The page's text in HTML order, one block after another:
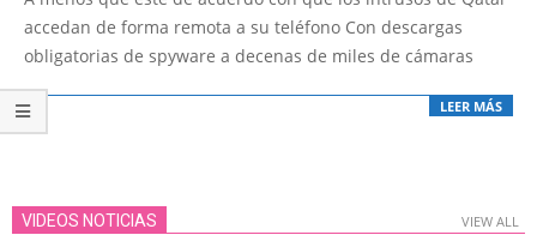
12
accedan de forma remota a su teléfono Con descargas
obligatorias de spyware a decenas de miles de cámaras
LEER MÁS
VIDEOS NOTICIAS VIEW ALL